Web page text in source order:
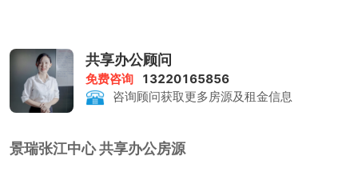
共享办公顾问
免费咨询
13220165856
咨询顾问获取更多房源及租金信息
景瑞张江中心 共享办公房源